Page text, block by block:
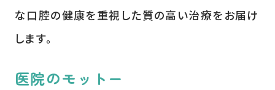
な口腔の健康を重視した質の高い治療をお届け
します。
医院のモットー